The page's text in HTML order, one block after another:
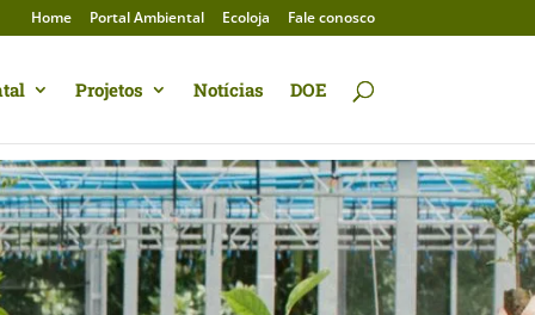
Home Portal Ambiental Ecoloja Fale conosco
Projetos Notícias DOE